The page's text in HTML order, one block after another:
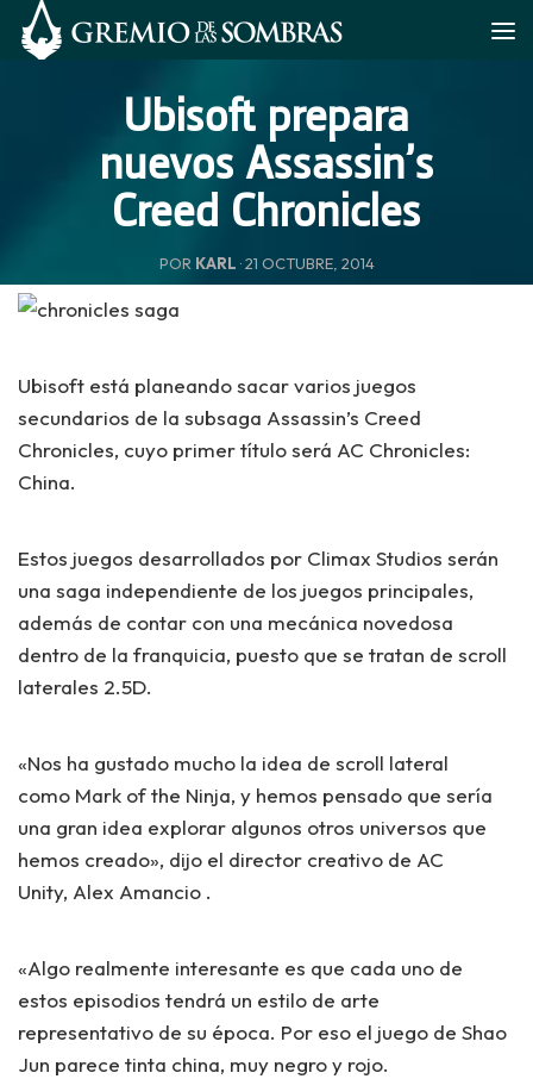
Saltar al contenido
Ubisoft prepara
nuevos Assassin’s
Creed Chronicles
POR KARL ·21 OCTUBRE, 2014
Ubisoft está planeando sacar varios juegos
secundarios de la subsaga Assassin’s Creed
Chronicles, cuyo primer título será AC Chronicles:
China.
Estos juegos desarrollados por Climax Studios serán
una saga independiente de los juegos principales,
además de contar con una mecánica novedosa
dentro de la franquicia, puesto que se tratan de scroll
laterales 2.5D.
«Nos ha gustado mucho la idea de scroll lateral
como Mark of the Ninja, y hemos pensado que sería
una gran idea explorar algunos otros universos que
hemos creado», dijo el director creativo de AC
Unity, Alex Amancio .
«Algo realmente interesante es que cada uno de
estos episodios tendrá un estilo de arte
representativo de su época. Por eso el juego de Shao
Jun parece tinta china, muy negro y rojo.